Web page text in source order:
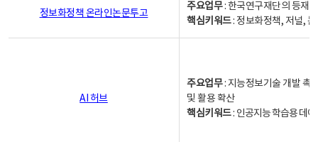
정보화정책 온라인논문투고
주요업무: 한국연구재단의 등재
핵심키워드: 정보화정책, 저널,
AI 허브
주요업무: 지능정보기술 개발 촉
및 활용 확산
핵심키워드: 인공지능 학습용 데